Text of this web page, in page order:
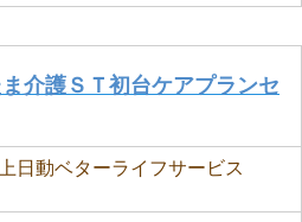
介護ＳＴ初台ケアプランセ
日動ベターライフサービス